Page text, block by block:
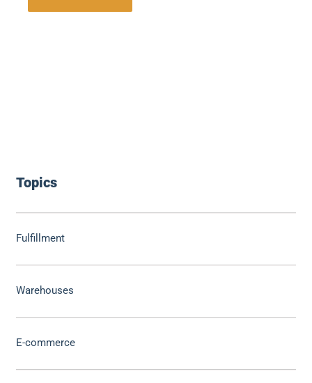
Topics
Fulfillment
Warehouses
E-commerce